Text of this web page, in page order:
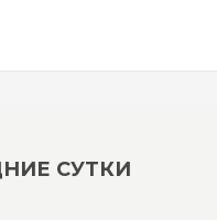
СУТКИ